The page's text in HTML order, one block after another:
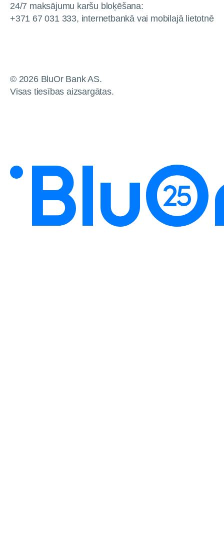
24/7 maksājumu karšu bloķēšana:
+371 67 031 333, internetbankā vai mobilajā lietotnē
© 2026 BluOr Bank AS.
Visas tiesības aizsargātas.